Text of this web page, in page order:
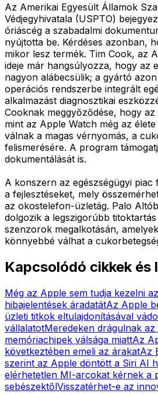
Az Amerikai Egyesült Államok
Védjegyhivatala (USPTO)
óriáscég a szabadalmi
nyújtotta be. Kérdéses azonban,
mikor lesz termék. Tim Cook, az
ideje már hangsúlyozza, hogy az
nagyon alábecsülik; a gyártó azon
operációs rendszerbe integrált
alkalmazást diagnosztikai
Cooknak meggyőződése, hogy
mint az Apple Watch még az
válnak a magas vérnyomás, a
felismerésére. A program
dokumentálását is.
A konszern az egészségügyi piac
a fejlesztéseket, mely
az okostelefon-üzletág. Palo
dolgozik a legszigorúbb
szenzorok megalkotásán,
könnyebbé válhat a
Kapcsolódó cikkek és
Még az Apple sem tudja kezelni
hibajelentések áradatátAz Apple
üzleti titkok eltulajdonításával
vállalatotMeredeken drágulnak
memóriachipek válsága miattAz
következtében emeli az árakatAz
szerint az Apple döntött a Siri AI
elérhetetlen MI-arcokat kérnek a
sebészektőlVisszatérhet-e az